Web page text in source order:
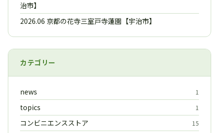
治市】
2026.06 京都の花寺三室戸寺蓮園【宇治市】
カテゴリー
news 1
topics 1
コンビニエンスストア 15